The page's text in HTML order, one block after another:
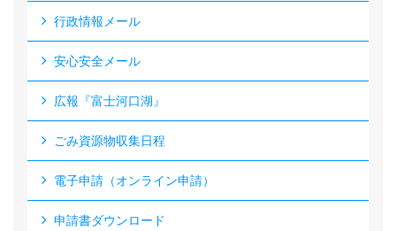
行政情報メール
安心安全メール
広報『富士河口湖』
ごみ資源物収集日程
電子申請（オンライン申請）
申請書ダウンロード